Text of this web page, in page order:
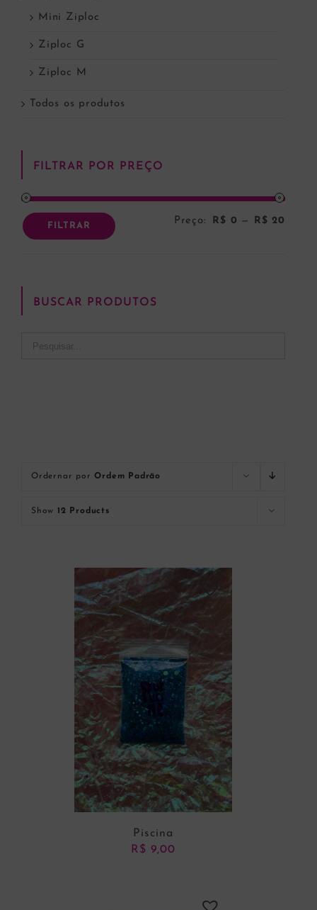
Ordernar porOrdem Padrão
Show 12 Products
Piscina
R$ 9,00
Mini Ziploc
Ziploc G
Ziploc M
Todos os produtos
FILTRAR POR PREÇO
FILTRAR Preço: R$ 0 — R$ 20
BUSCAR PRODUTOS